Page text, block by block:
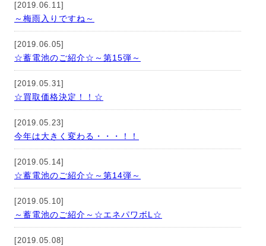
[2019.06.11]
～梅雨入りですね～
[2019.06.05]
☆蓄電池のご紹介☆～第15弾～
[2019.05.31]
☆買取価格決定！！☆
[2019.05.23]
今年は大きく変わる・・・！！
[2019.05.14]
☆蓄電池のご紹介☆～第14弾～
[2019.05.10]
～蓄電池のご紹介～☆エネパワボL☆
[2019.05.08]